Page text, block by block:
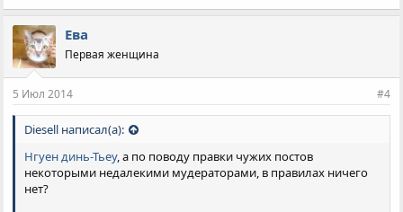
Ева
Первая женщина
5 Июл 2014 #4
Diesell написал(а):
Нгуен динь-Тьеу, а по поводу правки чужих постов
некоторыми недалекими мудераторами, в правилах ничего
нет?